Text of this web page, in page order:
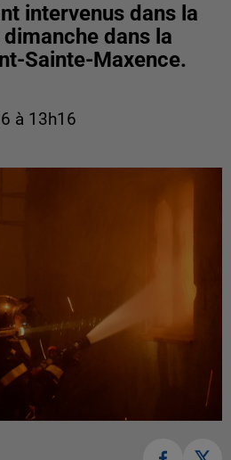
intervenus dans la
dans la
Sainte-Maxence.
à 13h16